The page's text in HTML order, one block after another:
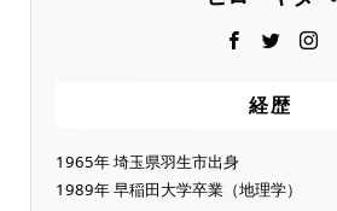
経歴
1965年 埼玉県羽生市出身
1989年 早稲田大学卒業（地理学）